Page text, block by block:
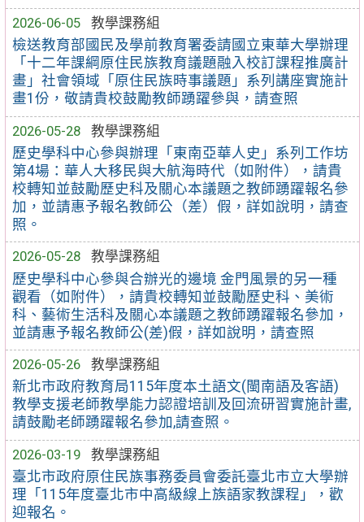
2026-06-05
教學課務組
檢送教育部國民及學前教育署委請國立東華大學辦理
「十二年課綱原住民族教育議題融入校訂課程推廣計
畫」社會領域「原住民族時事議題」系列講座實施計
畫1份，敬請貴校鼓勵教師踴躍參與，請查照
2026-05-28
教學課務組
歷史學科中心參與辦理「東南亞華人史」系列工作坊
第4場：華人大移民與大航海時代（如附件），請貴
校轉知並鼓勵歷史科及關心本議題之教師踴躍報名參
加，並請惠予報名教師公（差）假，詳如說明，請查
照。
2026-05-28
教學課務組
歷史學科中心參與合辦光的邊境 金門風景的另一種
觀看（如附件），請貴校轉知並鼓勵歷史科、美術
科、藝術生活科及關心本議題之教師踴躍報名參加，
並請惠予報名教師公(差)假，詳如說明，請查照
2026-05-26
教學課務組
新北市政府教育局115年度本土語文(閩南語及客語)
教學支援老師教學能力認證培訓及回流研習實施計畫,
請鼓勵老師踴躍報名參加,請查照。
2026-03-19
教學課務組
臺北市政府原住民族事務委員會委託臺北市立大學辦
理「115年度臺北市中高級線上族語家教課程」，歡
迎報名。